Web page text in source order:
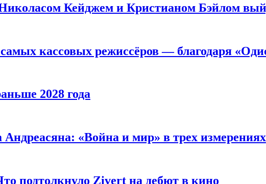
Кейджем и Кристианом Бэйлом
кассовых режиссёров — благодаря
2028 года
«Война и мир» в трех измерениях
подтолкнуло Zivert на дебют в кино